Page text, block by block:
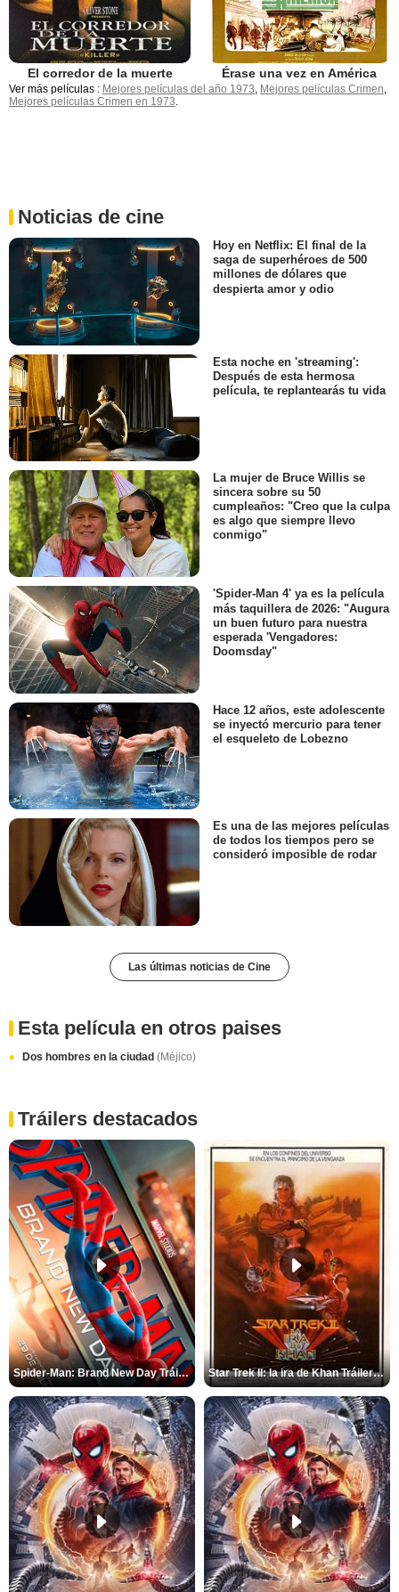
El corredor de la muerte Érase una vez en América
Ver más películas : Mejores películas del año 1973, Mejores películas Crimen,
Mejores películas Crimen en 1973.
Noticias de cine
Hoy en Netflix: El final de la
saga de superhéroes de 500
millones de dólares que
despierta amor y odio
Esta noche en 'streaming':
Después de esta hermosa
película, te replantearás tu vida
La mujer de Bruce Willis se
sincera sobre su 50
cumpleaños: "Creo que la culpa
es algo que siempre llevo
conmigo"
'Spider-Man 4' ya es la película
más taquillera de 2026: "Augura
un buen futuro para nuestra
esperada 'Vengadores:
Doomsday"
Hace 12 años, este adolescente
se inyectó mercurio para tener
el esqueleto de Lobezno
Es una de las mejores películas
de todos los tiempos pero se
consideró imposible de rodar
Las últimas noticias de Cine
Esta película en otros paises
Dos hombres en la ciudad (Méjico)
Tráilers destacados
Spider-Man: Brand New Day Tráiler (3) Star Trek II: la ira de Khan Tráiler VO